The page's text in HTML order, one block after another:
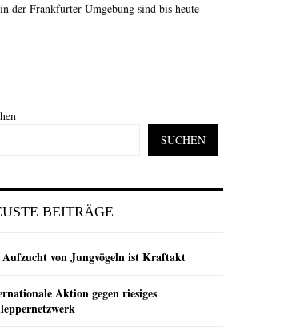
der Frankfurter Umgebung sind bis heute
SUCHEN
BEITRÄGE
Aufzucht von Jungvögeln ist Kraftakt
Aktion gegen riesiges